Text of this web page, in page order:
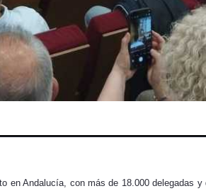
Andalucía, con más de 18.000 delegadas y